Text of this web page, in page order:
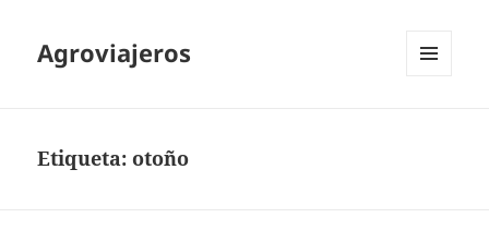
Agroviajeros
Etiqueta:otoño